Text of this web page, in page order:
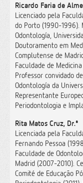
Ricardo Faria de
Licenciado pela
do Porto (1990-1996).
Odontología,
Doutoramento em
Complutense de
Faculdade de
Professor convidado
Odontología da
Representante
Periodontologia e
Rita Matos Cruz, Dr.ª
Licenciada pela
Fernando Pessoa
Faculdade de
Madrid (2007-2010).
Comité de Educação